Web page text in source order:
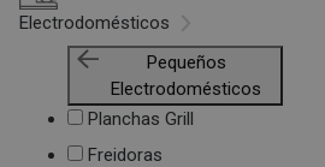
Electrodomésticos
Pequeños
Electrodomésticos
Planchas Grill
Freidoras